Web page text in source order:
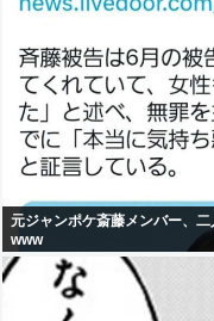
元ジャンポケ斎藤メンバー、
www